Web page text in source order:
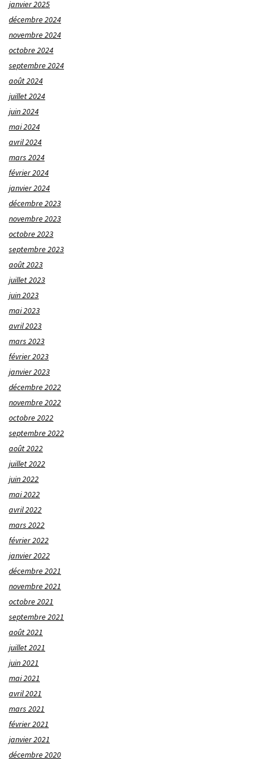
janvier 2025
décembre 2024
novembre 2024
octobre 2024
septembre 2024
août 2024
juillet 2024
juin 2024
mai 2024
avril 2024
mars 2024
février 2024
janvier 2024
décembre 2023
novembre 2023
octobre 2023
septembre 2023
août 2023
juillet 2023
juin 2023
mai 2023
avril 2023
mars 2023
février 2023
janvier 2023
décembre 2022
novembre 2022
octobre 2022
septembre 2022
août 2022
juillet 2022
juin 2022
mai 2022
avril 2022
mars 2022
février 2022
janvier 2022
décembre 2021
novembre 2021
octobre 2021
septembre 2021
août 2021
juillet 2021
juin 2021
mai 2021
avril 2021
mars 2021
février 2021
janvier 2021
décembre 2020